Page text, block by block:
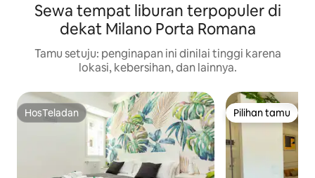
Sewa tempat liburan terpopuler di
dekat Milano Porta Romana
Tamu setuju: penginapan ini dinilai tinggi karena
lokasi, kebersihan, dan lainnya.
HosTeladan
HosTeladan Pilihan tamu
Pilihan tamu